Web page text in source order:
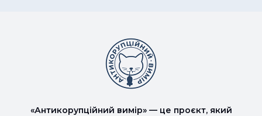
«Антикорупційний вимір» — це проєкт, який